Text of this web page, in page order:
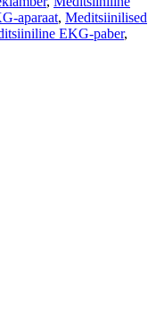
aparaat, Meditsiinilised
EKG-paber,